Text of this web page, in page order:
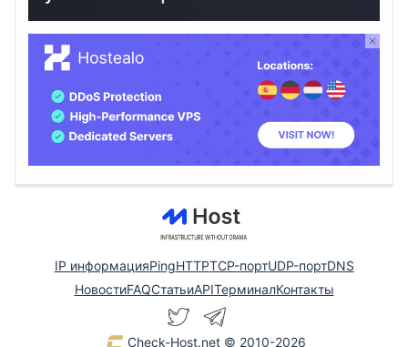
IP информацияPingHTTPTCP-портUDP-портDNS
НовостиFAQСтатьиAPIТерминалКонтакты
Check-Host.net © 2010-2026